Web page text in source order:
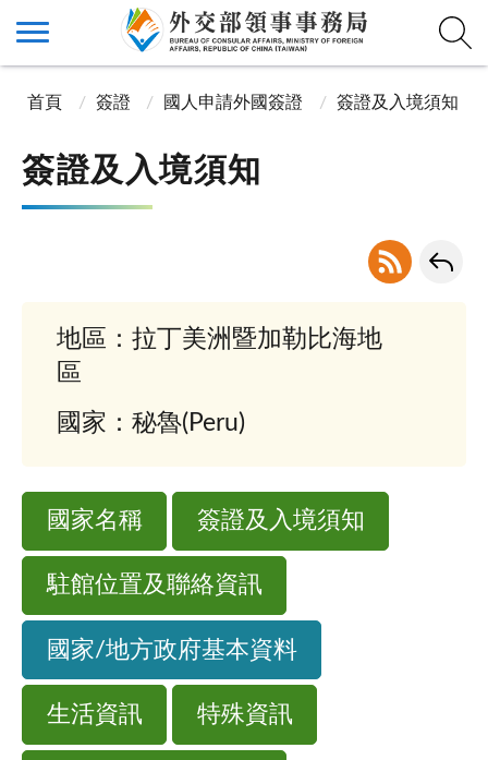
首頁 簽證 國人申請外國簽證 簽證及入境須知
簽證及入境須知
地區：拉丁美洲暨加勒比海地
區
國家：秘魯(Peru)
國家名稱 簽證及入境須知
駐館位置及聯絡資訊
國家/地方政府基本資料
生活資訊 特殊資訊